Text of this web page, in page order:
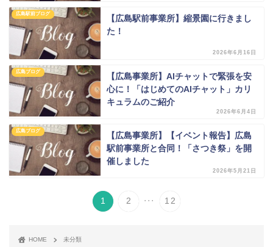
広島駅前ブログ
【広島駅前事業所】縮景園に行きまし
た！
2026年6月16日
広島ブログ
【広島事業所】AIチャットで緊張を安
心に！「はじめてのAIチャット」カリ
キュラムのご紹介
2026年6月4日
広島ブログ
【広島事業所】【イベント報告】広島
駅前事業所と合同！「さつき祭」を開
催しました
2026年5月21日
1 2 ... 12
HOME 未分類